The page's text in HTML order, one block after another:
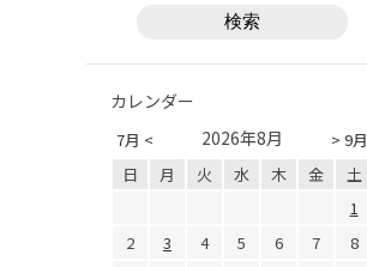
カレンダー
7月 < > 9月
2026年8月
日 月 火 水 木 金
土
1
2
3 4 5 6 7
8